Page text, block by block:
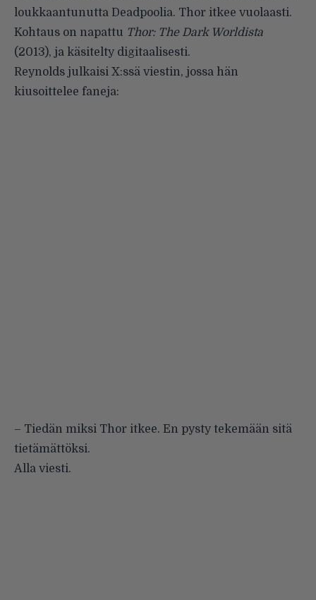
loukkaantunutta Deadpoolia. Thor itkee vuolaasti.
Kohtaus on napattu Thor: The Dark Worldista
(2013), ja käsitelty digitaalisesti.
Reynolds julkaisi X:ssä viestin, jossa hän
kiusoittelee faneja:
– Tiedän miksi Thor itkee. En pysty tekemään sitä
tietämättöksi.
Alla viesti.